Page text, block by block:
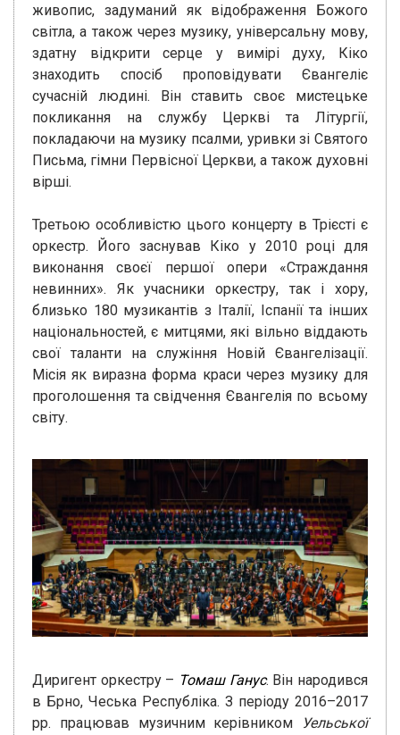
живопис, задуманий як відображення Божого
світла, а також через музику, універсальну мову,
здатну відкрити серце у вимірі духу, Кіко
знаходить спосіб проповідувати Євангеліє
сучасній людині. Він ставить своє мистецьке
покликання на службу Церкві та Літургії,
покладаючи на музику псалми, уривки зі Святого
Письма, гімни Первісної Церкви, а також духовні
вірші.
Третьою особливістю цього концерту в Трієсті є
оркестр. Його заснував Кіко у 2010 році для
виконання своєї першої опери «Страждання
невинних». Як учасники оркестру, так і хору,
близько 180 музикантів з Італії, Іспанії та інших
національностей, є митцями, які вільно віддають
свої таланти на служіння Новій Євангелізації.
Місія як виразна форма краси через музику для
проголошення та свідчення Євангелія по всьому
світу.
Диригент оркестру – Томаш Ганус. Він народився
в Брно, Чеська Республіка. З періоду 2016–2017
рр. працював музичним керівником
Уельської